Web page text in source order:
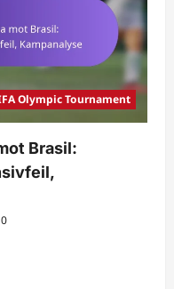
Olympic Tournament
Brasil:
0